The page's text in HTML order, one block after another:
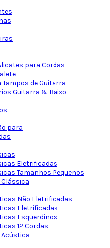
para Cordas
de Guitarra
Guitarra & Baixo
para
Eletrificadas
Tamanhos Pequenos
Não Eletrificadas
Eletrificadas
Esquerdinos
12 Cordas